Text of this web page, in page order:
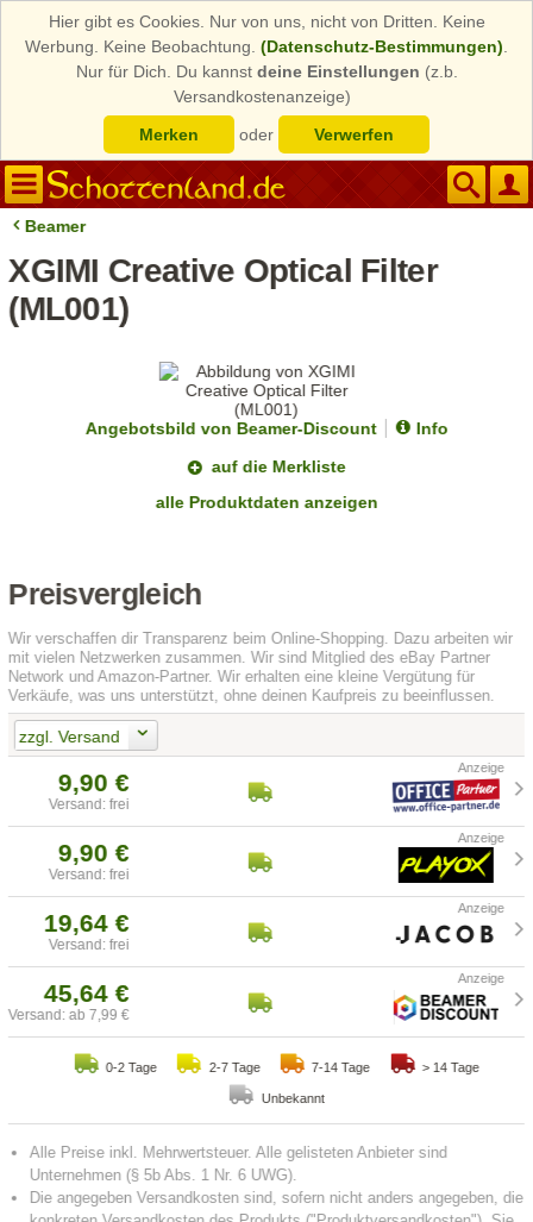
Hier gibt es Cookies. Nur von uns, nicht von Dritten. Keine
Werbung. Keine Beobachtung. (Datenschutz-Bestimmungen)
Nur für Dich. Du kannst deine Einstellungen (z.b.
Versandkostenanzeige)
Merken
oder Verwerfen
Beamer
XGIMI Creative Optical Filter
(ML001)
Angebotsbild von Beamer-Discount
Info
auf die Merkliste
alle Produktdaten anzeigen
Preisvergleich
Wir verschaffen dir Transparenz beim Online-Shopping. Dazu arbeiten wir
mit vielen Netzwerken zusammen. Wir sind Mitglied des eBay Partner
Network und Amazon-Partner. Wir erhalten eine kleine Vergütung für
Verkäufe, was uns unterstützt, ohne deinen Kaufpreis zu beeinflussen.
zzgl. Versand
9,90 €
Versand: frei
9,90 €
Versand: frei
19,64 €
Versand: frei
45,64 €
Versand: ab 7,99 €
0-2 Tage 2-7 Tage 7-14 Tage > 14 Tage
Unbekannt